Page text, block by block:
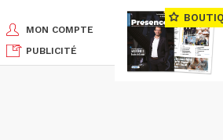
MON COMPTE
PUBLICITÉ